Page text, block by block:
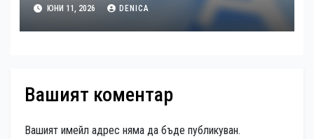
езика
ЮНИ 11, 2026 DENICA
Вашият коментар
Вашият имейл адрес няма да бъде публикуван.